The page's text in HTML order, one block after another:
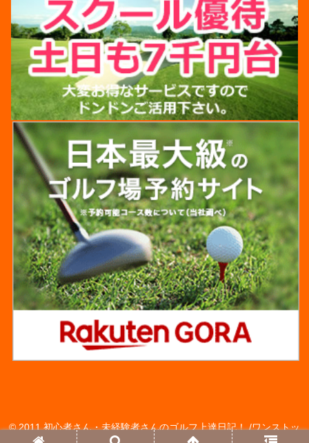
© 2011 初心者さん・未経験者さんのゴルフ上達日記！ /ワンストッ